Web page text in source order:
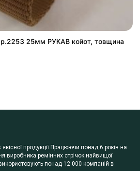
р.2253 25мм РУКАВ койот, товщина
якісної продукції Працюючи понад 6 років на
виробника ремінних стрічок найвищої
понад 12 000 компаній в